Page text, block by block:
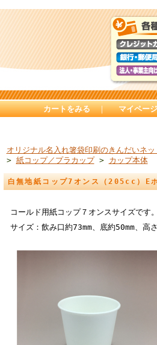
カートをみる ｜ マイペー
オリジナル名入れ箸袋印刷のきんだいネッ
> 紙コップ／プラカップ> カップ本体
白無地紙コップ7オンス（205cc）E
コールド用紙コップ７オンスサイズです。
サイズ：飲み口約73mm、底約50mm、高